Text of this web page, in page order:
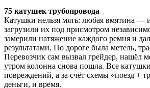
75 катушек трубопровода
Катушки нельзя мять: любая вмятина —
загрузили их под присмотром
замерили натяжение каждого ремня и
результатами. По дороге была метель,
Перевозчик сам вызвал грейдер, нашёл
утром колонна снова пошла. Все
повреждений, а за счёт схемы «поезд +
деньги, и время.